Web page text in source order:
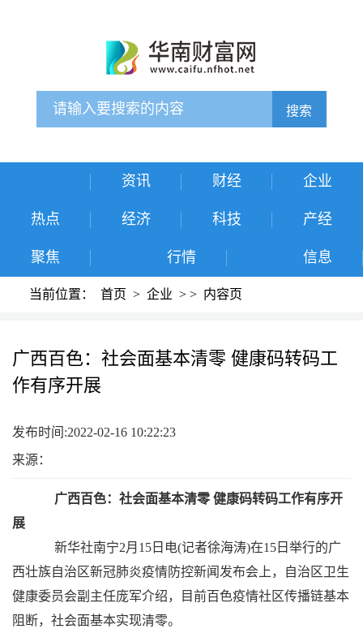
搜索
资讯 财经 企业
热点 经济 科技 产经
聚焦 行情 信息
当前位置： 首页 > 企业 > > 内容页
广西百色：社会面基本清零 健康码转码工
作有序开展
发布时间:2022-02-16 10:22:23
来源：
广西百色：社会面基本清零 健康码转码工作有序开
展
新华社南宁2月15日电(记者徐海涛)在15日举行的广
西壮族自治区新冠肺炎疫情防控新闻发布会上，自治区卫生
健康委员会副主任庞军介绍，目前百色疫情社区传播链基本
阻断，社会面基本实现清零。